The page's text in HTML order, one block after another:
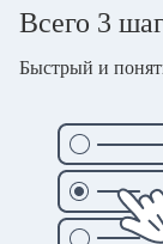
Всего 3
Быстрый и